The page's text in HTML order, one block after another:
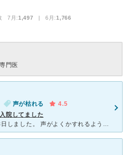
7月:1,497 | 6月:1,766
門医
声が枯れる
4.5
院してました
声帯ポリープが出来、2泊3日しました。 声がよくかすれるようになり治らず、 受診したところ即入院が決まりました。 体は健康体なので、声が出せない生活は とても大変でしたが主治医の先生などは